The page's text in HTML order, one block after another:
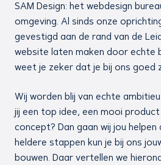
SAM Design: het webdesign
omgeving. Al sinds onze
gevestigd aan de rand van de
website laten maken door echte
weet je zeker dat je bij ons goed
Wij worden blij van echte
jij een top idee, een mooi
concept? Dan gaan wij jou
heldere stappen kun je bij ons
bouwen. Daar vertellen we